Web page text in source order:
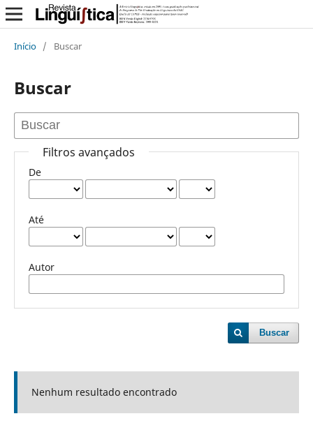
Início / Buscar
Buscar
Filtros avançados
De
Até
Autor
Buscar
Nenhum resultado encontrado